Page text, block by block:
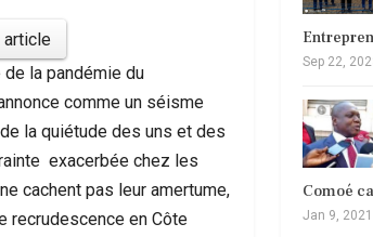
de la pandémie du
comme un séisme
la quiétude des uns et des
exacerbée chez les
cachent pas leur amertume,
recrudescence en Côte
Sep 22,
Comoé
Jan 9, 2021